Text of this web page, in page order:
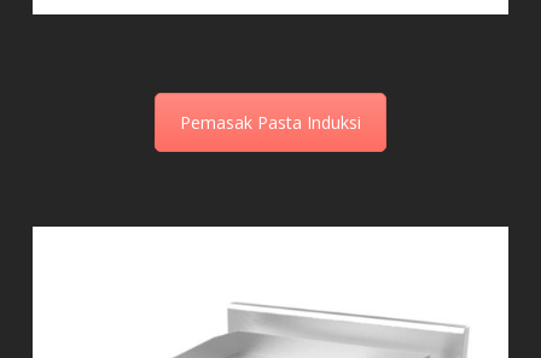
Pemasak Pasta Induksi